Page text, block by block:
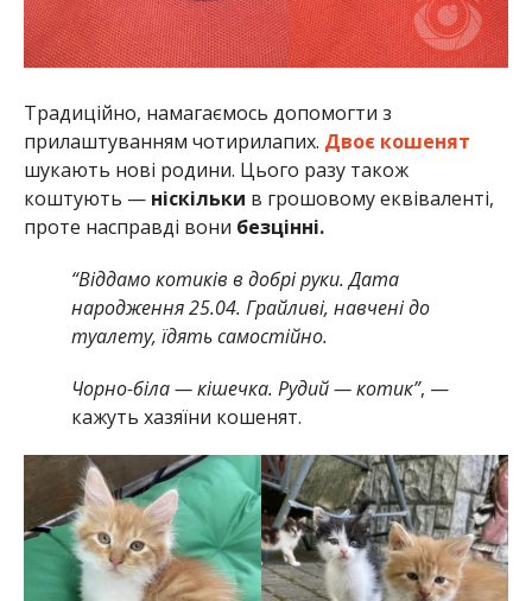
Традиційно, намагаємось допомогти з
прилаштуванням чотирилапих. Двоє кошенят
шукають нові родини. Цього разу також
коштують — ніскільки в грошовому еквіваленті,
проте насправді вони безцінні.
“Віддамо котиків в добрі руки. Дата
народження 25.04. Грайливі, навчені до
туалету, їдять самостійно.
Чорно-біла — кішечка. Рудий — котик”, —
кажуть хазяїни кошенят.